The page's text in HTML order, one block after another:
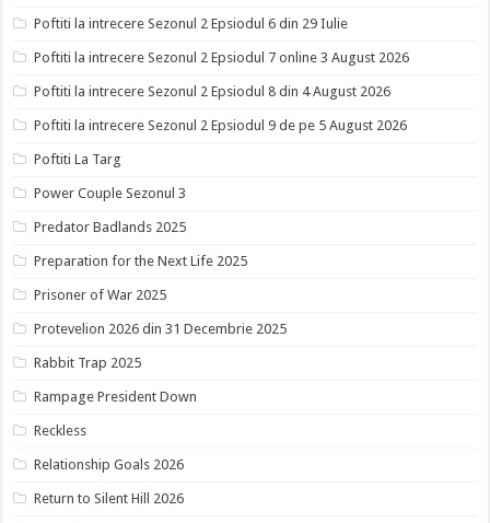
Poftiti la intrecere Sezonul 2 Epsiodul 6 din 29 Iulie
Poftiti la intrecere Sezonul 2 Epsiodul 7 online 3 August 2026
Poftiti la intrecere Sezonul 2 Epsiodul 8 din 4 August 2026
Poftiti la intrecere Sezonul 2 Epsiodul 9 de pe 5 August 2026
Poftiti La Targ
Power Couple Sezonul 3
Predator Badlands 2025
Preparation for the Next Life 2025
Prisoner of War 2025
Protevelion 2026 din 31 Decembrie 2025
Rabbit Trap 2025
Rampage President Down
Reckless
Relationship Goals 2026
Return to Silent Hill 2026